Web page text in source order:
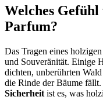
Welches
Parfum?
Das Tragen eines
und Souveränität. Einige
dichten, unberührten
die Rinde der Bäume
Sicherheit ist es, was